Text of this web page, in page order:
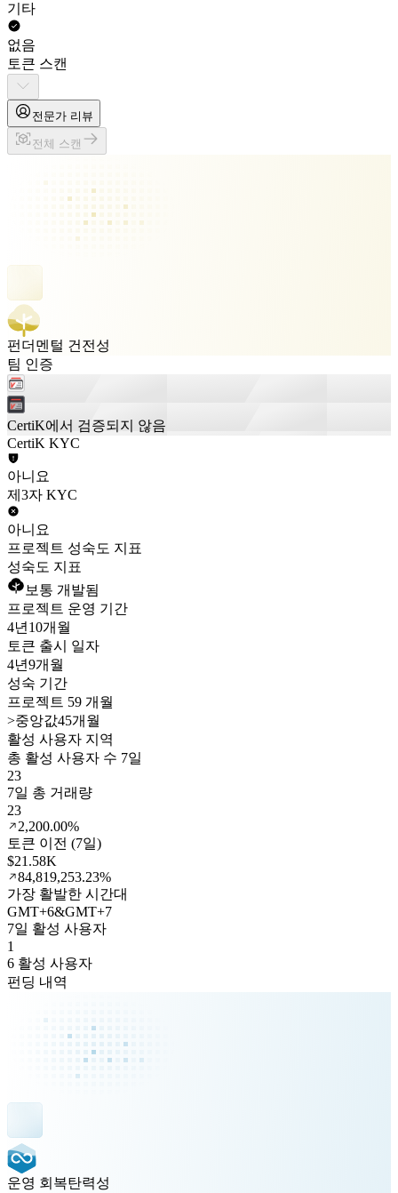
기타
없음
토큰 스캔
전문가 리뷰
전체 스캔
펀더멘털 건전성
팀 인증
CertiK에서 검증되지 않음
CertiK KYC
아니요
제3자 KYC
아니요
프로젝트 성숙도 지표
성숙도 지표
보통 개발됨
프로젝트 운영 기간
4년 10개월
토큰 출시 일자
4년9개월
성숙 기간
프로젝트 59 개월
>중앙값45개월
활성 사용자 지역
총 활성 사용자 수 7일
23
7일 총 거래량
23
2,200.00%
토큰 이전 (7일)
$21.58K
84,819,253.23%
가장 활발한 시간대
GMT+6&GMT+7
7일 활성 사용자
1
6 활성 사용자
펀딩 내역
운영 회복탄력성